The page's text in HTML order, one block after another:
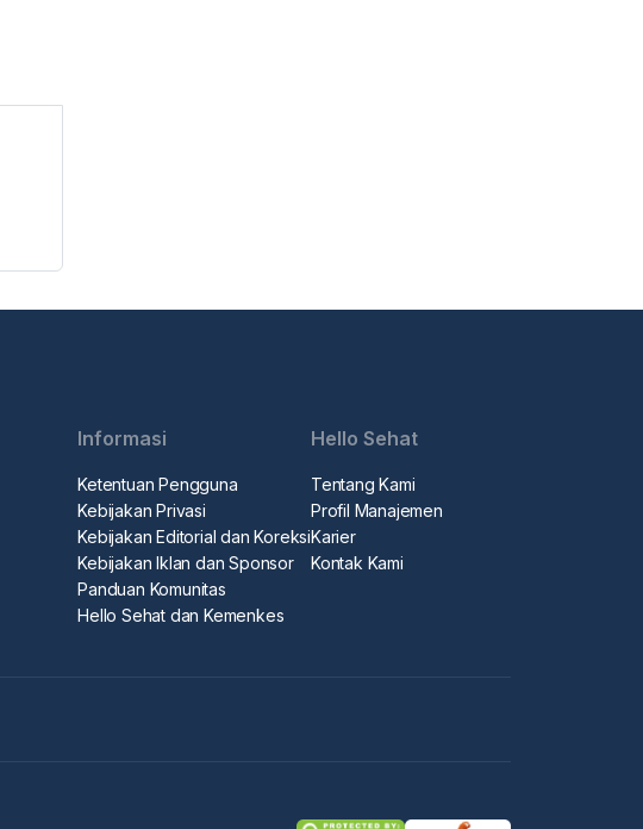
Informasi
Ketentuan Pengguna
Kebijakan Privasi
Kebijakan Editorial dan Koreksi
Kebijakan Iklan dan Sponsor
Panduan Komunitas
Hello Sehat dan Kemenkes
Hello Sehat
Tentang Kami
Profil Manajemen
Karier
Kontak Kami